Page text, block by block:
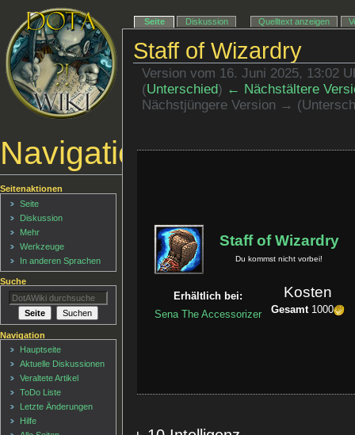
Staff of Wizardry
Version vom 16. Juni 2025, 13:02
(Unterschied) ← Nächstältere
Nächstjüngere Version →
Staff of Wizardry
Du kommst nicht vorbei!
Erhältlich bei:
Sena The Accessorizer
Kosten
Gesamt 1000
Navigationsmenü
Seite Diskussion Quelltext anzeigen
Seitenaktionen
Seite
Diskussion
Mehr
Werkzeuge
In anderen Sprachen
Suche
Navigation
Hauptseite
Aktuelle Diskussionen
Veraltete Artikel
ToDo Liste
Letzte Änderungen
Hilfe